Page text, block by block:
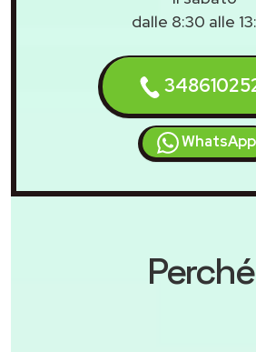
dalle 8:30 alle
WhatsApp